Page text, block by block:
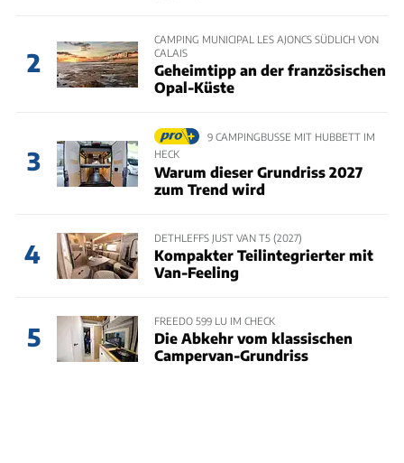
2
CAMPING MUNICIPAL LES AJONCS SÜDLICH VON
CALAIS
Geheimtipp an der französischen
Opal-Küste
3
9 CAMPINGBUSSE MIT HUBBETT IM
HECK
Warum dieser Grundriss 2027
zum Trend wird
4
DETHLEFFS JUST VAN T5 (2027)
Kompakter Teilintegrierter mit
Van-Feeling
5
FREEDO 599 LU IM CHECK
Die Abkehr vom klassischen
Campervan-Grundriss